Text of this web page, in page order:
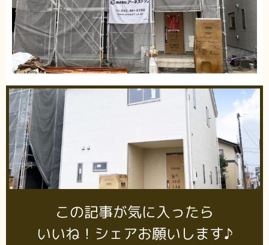
この記事が気に入ったら
いいね！シェアお願いします♪